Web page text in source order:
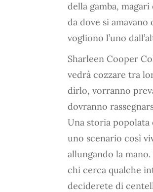
della gamba,
da dove si
vogliono l’uno
Sharleen Cooper
vedrà cozzare tra
dirlo, vorranno
dovranno
Una storia
uno scenario così
allungando la
chi cerca qualche
deciderete di